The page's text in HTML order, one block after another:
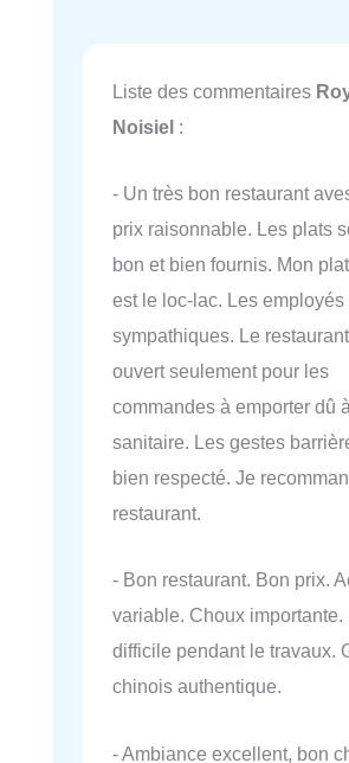
Liste des commentaires
Noisiel :
- Un très bon restaurant
prix raisonnable. Les plats
bon et bien fournis. Mon
est le loc-lac. Les employés
sympathiques. Le
ouvert seulement pour les
commandes à emporter dû
sanitaire. Les gestes
bien respecté. Je
restaurant.
- Bon restaurant. Bon prix.
variable. Choux importante.
difficile pendant le travaux.
chinois authentique.
- Ambiance excellent, bon